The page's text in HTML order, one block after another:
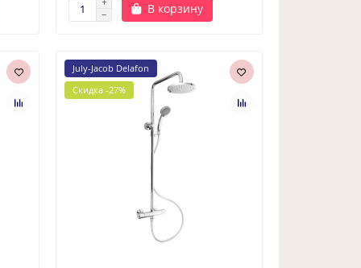
В корзину
July-Jacob Delafon
Скидка -27%